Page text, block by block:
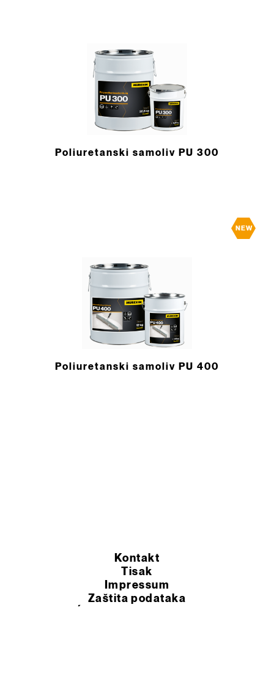
Poliuretanski samoliv PU 300
NEW
Poliuretanski samoliv PU 400
Kontakt
Tisak
Impressum
Zaštita podataka